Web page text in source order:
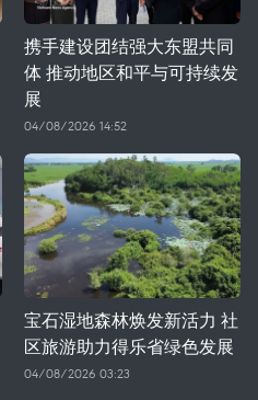
携手建设团结强大东盟共同
体 推动地区和平与可持续发
展
04/08/2026 14:52
宝石湿地森林焕发新活力 社
区旅游助力得乐省绿色发展
04/08/2026 03:23